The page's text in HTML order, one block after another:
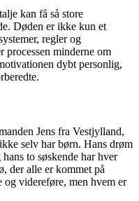
kan få så store
Døden er ikke kun et
regler og
processen minderne om
dybt personlig,
Jens fra Vestjylland,
selv har børn. Hans drøm
to søskende har hver
der alle er kommet på
og videreføre, men hvem er